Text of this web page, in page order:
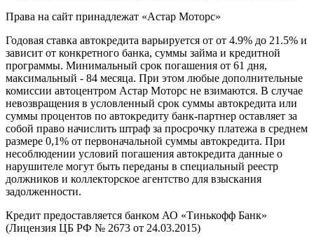
Права на сайт принадлежат «Астар Моторс»
Годовая ставка автокредита варьируется от от 4.9% до 21.5% и
зависит от конкретного банка, суммы займа и кредитной
программы. Минимальный срок погашения от 61 дня,
максимальный - 84 месяца. При этом любые дополнительные
комиссии автоцентром Астар Моторс не взимаются. В случае
невозвращения в условленный срок суммы автокредита или
суммы процентов по автокредиту банк-партнер оставляет за
собой право начислить штраф за просрочку платежа в среднем
размере 0,1% от первоначальной суммы автокредита. При
несоблюдении условий погашения автокредита данные о
нарушителе могут быть переданы в специальный реестр
должников и коллекторское агентство для взыскания
задолженности.
Кредит предоставляется банком АО «Тинькофф Банк»
(Лицензия ЦБ РФ № 2673 от 24.03.2015)